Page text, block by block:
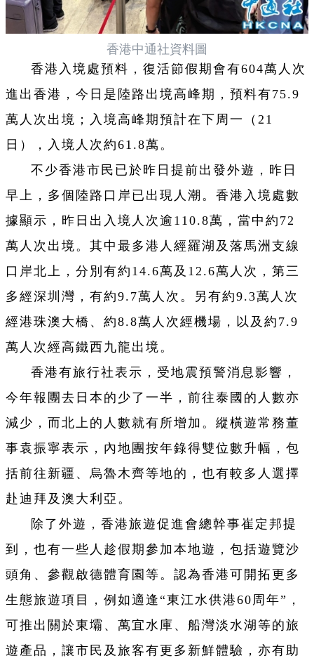
香港中通社資料圖
香港入境處預料，復活節假期會有604萬人次
進出香港，今日是陸路出境高峰期，預料有75.9
萬人次出境；入境高峰期預計在下周一（21
日），入境人次約61.8萬。
不少香港市民已於昨日提前出發外遊，昨日
早上，多個陸路口岸已出現人潮。香港入境處數
據顯示，昨日出入境人次逾110.8萬，當中約72
萬人次出境。其中最多港人經羅湖及落馬洲支線
口岸北上，分別有約14.6萬及12.6萬人次，第三
多經深圳灣，有約9.7萬人次。另有約9.3萬人次
經港珠澳大橋、約8.8萬人次經機場，以及約7.9
萬人次經高鐵西九龍出境。
香港有旅行社表示，受地震預警消息影響，
今年報團去日本的少了一半，前往泰國的人數亦
減少，而北上的人數就有所增加。縱橫遊常務董
事袁振寧表示，內地團按年錄得雙位數升幅，包
括前往新疆、烏魯木齊等地的，也有較多人選擇
赴迪拜及澳大利亞。
除了外遊，香港旅遊促進會總幹事崔定邦提
到，也有一些人趁假期參加本地遊，包括遊覽沙
頭角、參觀啟德體育園等。認為香港可開拓更多
生態旅遊項目，例如適逢“東江水供港60周年”，
可推出關於東壩、萬宜水庫、船灣淡水湖等的旅
遊產品，讓市民及旅客有更多新鮮體驗，亦有助